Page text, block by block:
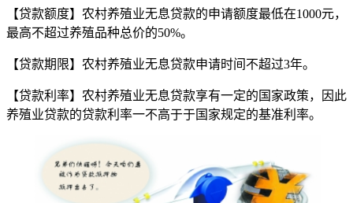
【贷款额度】农村养殖业无息贷款的申请额度最低在1000元，
最高不超过养殖品种总价的50%。
【贷款期限】农村养殖业无息贷款申请时间不超过3年。
【贷款利率】农村养殖业无息贷款享有一定的国家政策，因此
养殖业贷款的贷款利率一不高于于国家规定的基准利率。